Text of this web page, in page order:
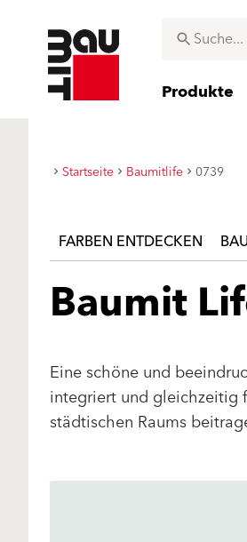
Produkte
Startseite Baumitlife 0739
FARBEN ENTDECKEN
Baumit
Eine schöne und
integriert und gleichzeitig
städtischen Raums